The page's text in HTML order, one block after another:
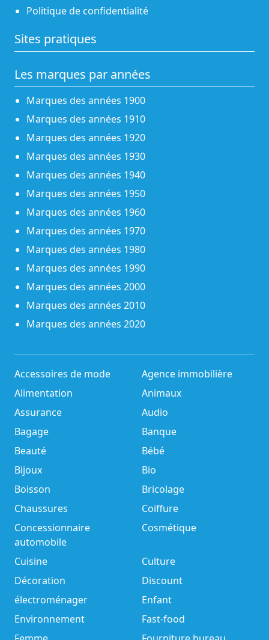
Politique de confidentialité
Sites pratiques
Les marques par années
Marques des années 1900
Marques des années 1910
Marques des années 1920
Marques des années 1930
Marques des années 1940
Marques des années 1950
Marques des années 1960
Marques des années 1970
Marques des années 1980
Marques des années 1990
Marques des années 2000
Marques des années 2010
Marques des années 2020
Accessoires de mode
Agence immobilière
Alimentation
Animaux
Assurance
Audio
Bagage
Banque
Beauté
Bébé
Bijoux
Bio
Boisson
Bricolage
Chaussures
Coiffure
Concessionnaire
automobile
Cosmétique
Cuisine
Culture
Décoration
Discount
électroménager
Enfant
Environnement
Fast-food